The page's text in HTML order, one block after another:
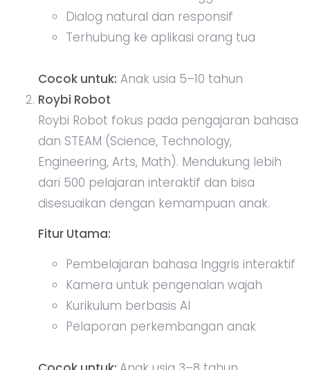
Dialog natural dan responsif
Terhubung ke aplikasi orang tua
Cocok untuk: Anak usia 5–10 tahun
Roybi Robot
Roybi Robot fokus pada pengajaran bahasa
dan STEAM (Science, Technology,
Engineering, Arts, Math). Mendukung lebih
dari 500 pelajaran interaktif dan bisa
disesuaikan dengan kemampuan anak.
Fitur Utama:
Pembelajaran bahasa Inggris interaktif
Kamera untuk pengenalan wajah
Kurikulum berbasis AI
Pelaporan perkembangan anak